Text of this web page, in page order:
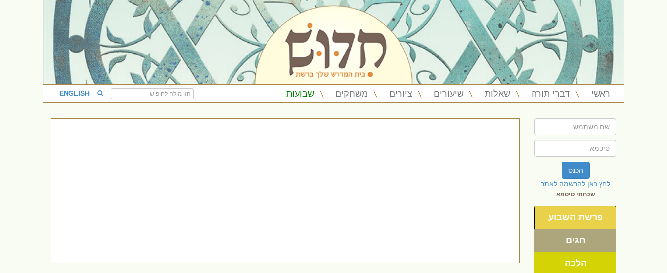
ראשי דברי תורה שאלות שיעורים ציורים משחקים שבועות ENGLISH
הכנס
לחץ כאן להרשמה לאתר
שכחתי סיסמא
פרשת השבוע
חגים
הלכה